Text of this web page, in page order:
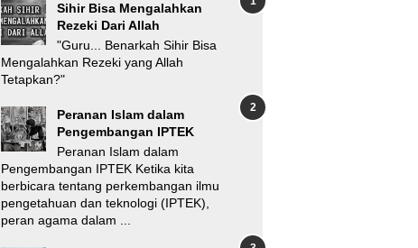
Sihir Bisa Mengalahkan
Rezeki Dari Allah
"Guru... Benarkah Sihir Bisa
Mengalahkan Rezeki yang Allah
Tetapkan?"
Peranan Islam dalam
Pengembangan IPTEK
Peranan Islam dalam
Pengembangan IPTEK Ketika kita
berbicara tentang perkembangan ilmu
pengetahuan dan teknologi (IPTEK),
peran agama dalam ...